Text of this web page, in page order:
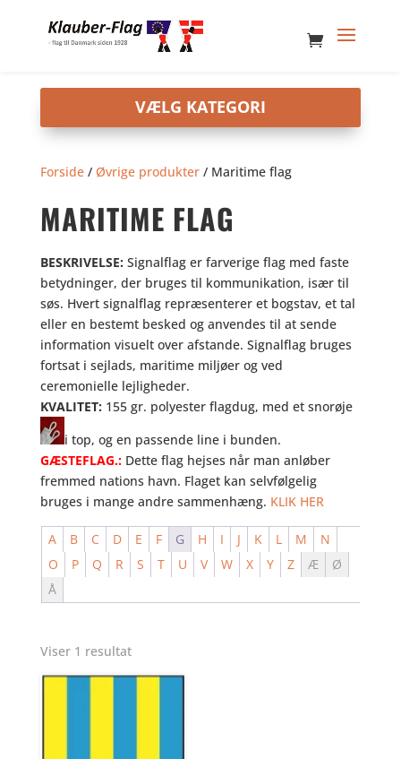
Forside/ Øvrige produkter/ Maritime flag
MARITIME FLAG
BESKRIVELSE: Signalflag er farverige flag med faste
betydninger, der bruges til kommunikation, især til
søs. Hvert signalflag repræsenterer et bogstav, et tal
eller en bestemt besked og anvendes til at sende
information visuelt over afstande. Signalflag bruges
fortsat i sejlads, maritime miljøer og ved
ceremonielle lejligheder.
KVALITET: 155 gr. polyester flagdug, med et snorøje
i top, og en passende line i bunden.
GÆSTEFLAG.: Dette flag hejses når man anløber
fremmed nations havn. Flaget kan selvfølgelig
bruges i mange andre sammenhæng. KLIK HER
A B C D E F G H I J K L M
N
O
P Q R S T U V W X Y Z Æ
Ø
Å
Viser 1 resultat